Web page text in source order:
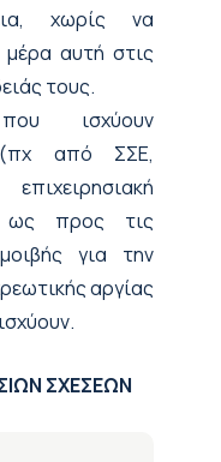
χωρίς να
αυτή στις
τους.
ισχύουν
(πχ από ΣΣΕ,
ως προς τις
για την
αργίας
ΣΧΕΣΕΩΝ